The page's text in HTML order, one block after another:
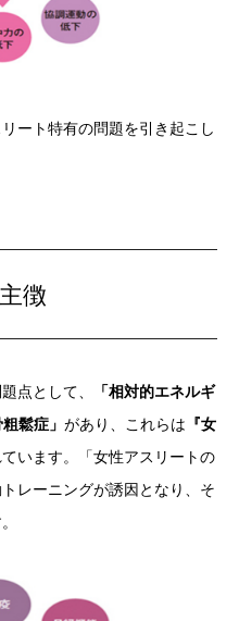
ート特有の問題を引き起こし
徴
点として、
「相対的エネルギ
鬆症」 があり、これらは 『女
います。「女性アスリートの
レーニングが誘因となり、そ